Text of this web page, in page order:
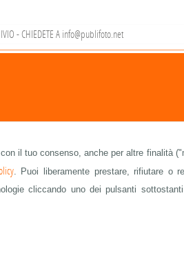
il tuo consenso, anche per altre finalità
. Puoi liberamente prestare, rifiutare o
cliccando uno dei pulsanti
- CHIEDETE A info@publifoto.net